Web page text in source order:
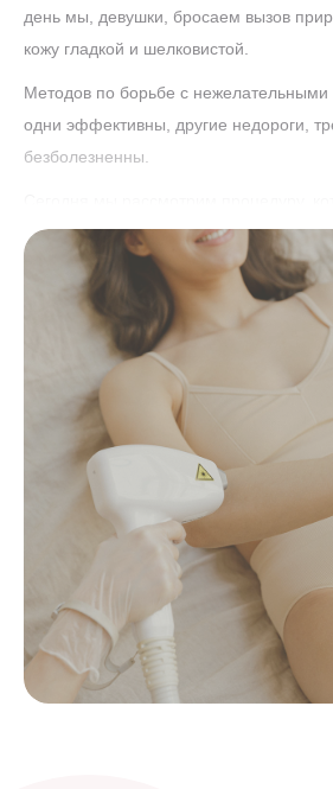
день мы, девушки, бросаем вызов
кожу гладкой и шелковистой.
Методов по борьбе с
одни эффективны, другие недороги,
безболезненны.
все эти три составляющих –лазерную
постараемся разрушить миф о том,